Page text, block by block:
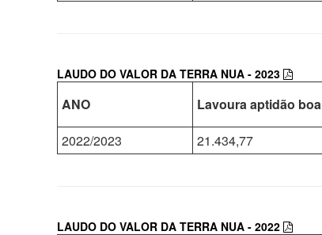
LAUDO DO VALOR DA TERRA NUA - 2023
ANO Lavoura aptidão boa
2022/2023
21.434,77
LAUDO DO VALOR DA TERRA NUA - 2022